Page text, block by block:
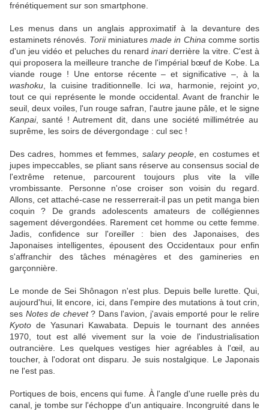
frénétiquement sur son smartphone.
Les menus dans un anglais approximatif à la devanture des
estaminets rénovés. Toriiminiatures made in China comme sortis
d'un jeu vidéo et peluches du renardinariderrière la vitre. C'est à
qui proposera la meilleure tranche de l'impérial bœuf de Kobe. La
viande rouge ! Une entorse récente – et significative –, à la
washoku , la cuisine traditionnelle. Iciwa , harmonie, rejoint yo
tout ce qui représente le monde occidental. Avant de franchir le
seuil, deux voiles, l'un rouge safran, l'autre jaune pâle, et le signe
Kanpai, santé ! Autrement dit, dans une société millimétrée au
suprême, les soirs de dévergondage : cul sec !
Des cadres, hommes et femmes, salary people , en costumes et
jupes impeccables, se pliant sans réserve au consensus social de
l'extrême retenue, parcourent toujours plus vite la ville
vrombissante. Personne n'ose croiser son voisin du regard.
Allons, cet attaché-case ne resserrerait-il pas un petit manga bien
coquin ? De grands adolescents amateurs de collégiennes
sagement dévergondées. Rarement cet homme ou cette femme.
Jadis, confidence sur l'oreiller : bien des Japonaises, des
Japonaises intelligentes, épousent des Occidentaux pour enfin
s'affranchir des tâches ménagères et des gamineries en
garçonnière.
Le monde de Sei Shônagon n'est plus. Depuis belle lurette. Qui,
aujourd'hui, lit encore, ici, dans l'empire des mutations à tout crin,
ses Notes de chevet? Dans l'avion, j'avais emporté pour le relire
Kyoto de Yasunari Kawabata. Depuis le tournant des années
1970, tout est allé vivement sur la voie de l'industrialisation
outrancière. Les quelques vestiges hier agréables à l'œil, au
toucher, à l'odorat ont disparu. Je suis nostalgique. Le Japonais
ne l'est pas.
Portiques de bois, encens qui fume. À l'angle d'une ruelle près du
canal, je tombe sur l'échoppe d'un antiquaire. Incongruité dans le